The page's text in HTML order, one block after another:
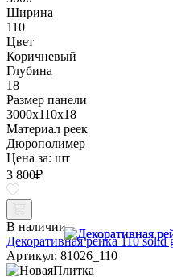
Ширина
110
Цвет
Коричневый
Глубина
18
Размер панели
3000x110x18
Материал реек
Дюрополимер
Цена за: шт
3 800₽
В наличии
Декоративная рейка 110 solid
Артикул: 81026_110